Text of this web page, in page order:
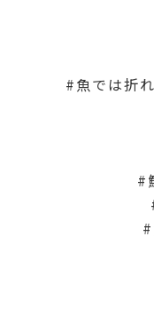
魚では折